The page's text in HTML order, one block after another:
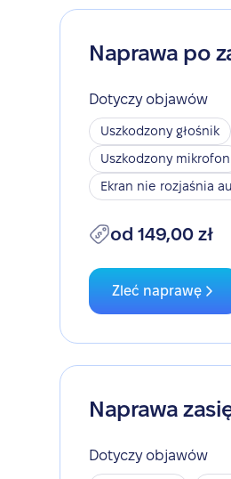
Naprawa po
Dotyczy objawów
Uszkodzony głośnik
Uszkodzony mikrofon
Ekran nie rozjaśnia
od 149,00 zł
Zleć naprawę
Naprawa
Dotyczy objawów